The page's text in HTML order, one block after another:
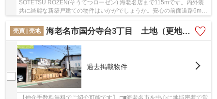
SOTETSU ROZEN(そうてつローゼン) 海老名店まで115mです。内外装
共に綺麗な新築戸建ての物件はいかがでしょうか。安心の前面道路6m以
売買 | 売地
海老名市国分寺台3丁目 土地（更地渡し）【仲介手数料無料】
過去掲載物件